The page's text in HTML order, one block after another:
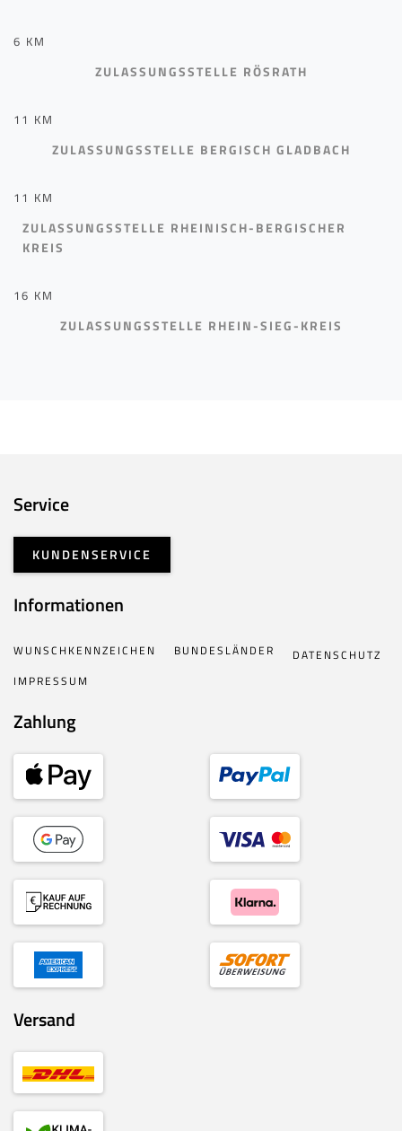
6 KM
ZULASSUNGSSTELLE RÖSRATH
11 KM
ZULASSUNGSSTELLE BERGISCH GLADBACH
11 KM
ZULASSUNGSSTELLE RHEINISCH-BERGISCHER
KREIS
16 KM
ZULASSUNGSSTELLE RHEIN-SIEG-KREIS
Service
KUNDENSERVICE
Informationen
WUNSCHKENNZEICHEN BUNDESLÄNDER
DATENSCHUTZ
IMPRESSUM
Zahlung
Versand